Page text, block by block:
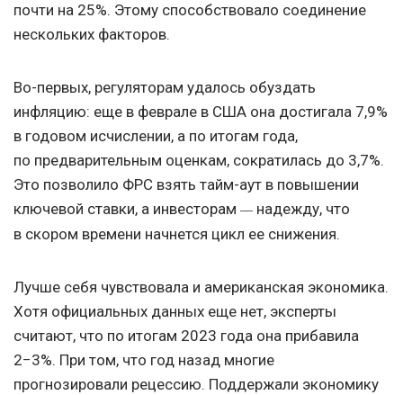
почти на 25%. Этому способствовало соединение
нескольких факторов.
Во-первых, регуляторам удалось обуздать
инфляцию: еще в феврале в США она достигала 7,9%
в годовом исчислении, а по итогам года,
по предварительным оценкам, сократилась до 3,7%.
Это позволило ФРС взять тайм-аут в повышении
ключевой ставки, а инвесторам — надежду, что
в скором времени начнется цикл ее снижения.
Лучше себя чувствовала и американская экономика.
Хотя официальных данных еще нет, эксперты
считают, что по итогам 2023 года она прибавила
2−3%. При том, что год назад многие
прогнозировали рецессию. Поддержали экономику